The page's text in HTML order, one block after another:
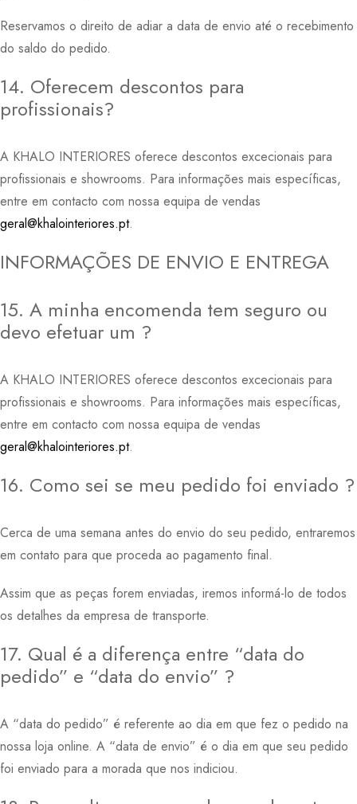
Reservamos o direito de adiar a data de envio até o recebimento
do saldo do pedido.
14. Oferecem descontos para
profissionais?
A KHALO INTERIORES oferece descontos excecionais para
profissionais e showrooms. Para informações mais específicas,
entre em contacto com nossa equipa de vendas
geral@khalointeriores.pt.
INFORMAÇÕES DE ENVIO E ENTREGA
15. A minha encomenda tem seguro ou
devo efetuar um ?
A KHALO INTERIORES oferece descontos excecionais para
profissionais e showrooms. Para informações mais específicas,
entre em contacto com nossa equipa de vendas
geral@khalointeriores.pt.
16. Como sei se meu pedido foi enviado ?
Cerca de uma semana antes do envio do seu pedido, entraremos
em contato para que proceda ao pagamento final.
Assim que as peças forem enviadas, iremos informá-lo de todos
os detalhes da empresa de transporte.
17. Qual é a diferença entre “data do
pedido” e “data do envio” ?
A “data do pedido” é referente ao dia em que fez o pedido na
nossa loja online. A “data de envio” é o dia em que seu pedido
foi enviado para a morada que nos indiciou.